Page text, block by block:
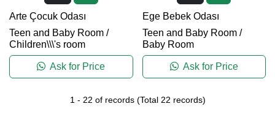
Arte Çocuk Odası
Teen and Baby Room /
Children\\\'s room
Ask for Price
Ege Bebek Odası
Teen and Baby Room/
Baby Room
Ask for Price
1 - 22 of records (Total 22 records)